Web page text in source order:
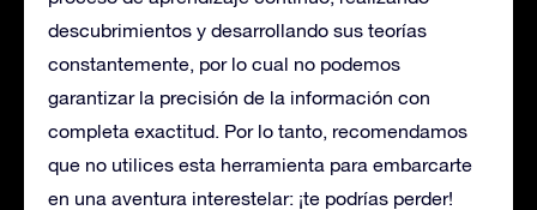
descubrimientos y desarrollando sus teorías
constantemente, por lo cual no podemos
garantizar la precisión de la información con
completa exactitud. Por lo tanto, recomendamos
que no utilices esta herramienta para embarcarte
en una aventura interestelar: ¡te podrías perder!